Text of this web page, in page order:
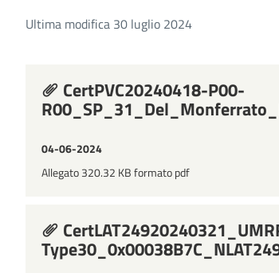
Ultima modifica 30 luglio 2024
CertPVC20240418-P00-
04-06-2024
Allegato 320.32 KB formato pdf